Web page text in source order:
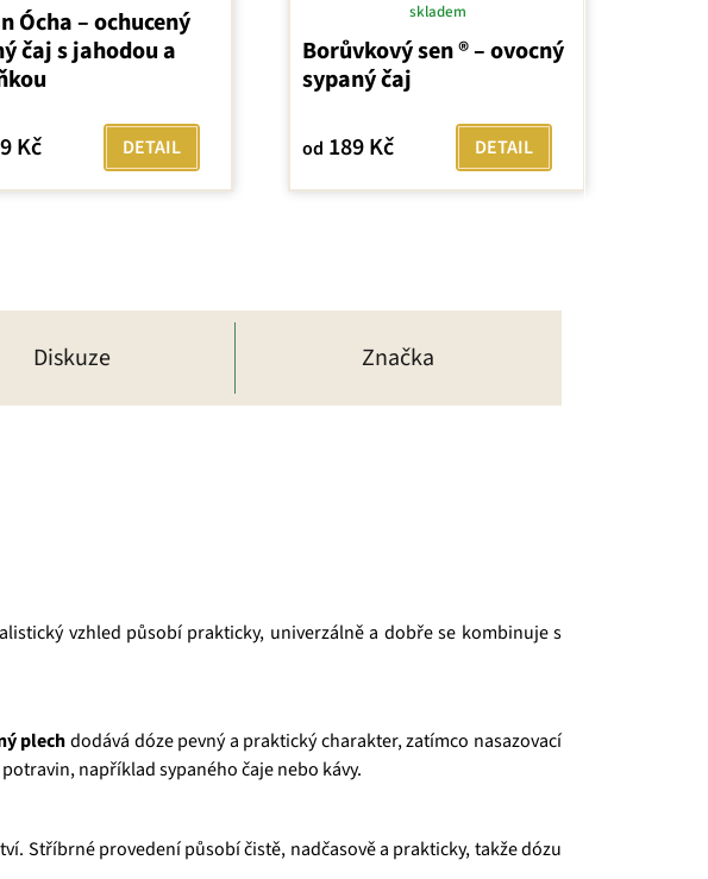
Ócha – ochucený
čaj s jahodou a
Kč DETAIL
Borůvkový sen ® – ovocný
sypaný čaj
hodnocení
produktu
5,0
5
skladem
od 189 Kč DETAIL
Diskuze Značka
vzhled působí prakticky, univerzálně a dobře se kombinuje s
plechdodává dóze pevný a praktický charakter, zatímco nasazovací
například sypaného čaje nebo kávy.
Stříbrné provedení působí čistě, nadčasově a prakticky, takže dózu